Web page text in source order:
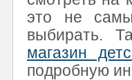
это не
выбирать.
магазин
подробную